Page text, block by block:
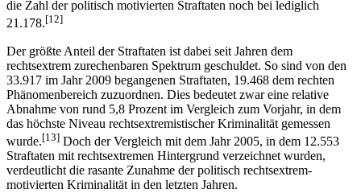
die Zahl der politisch motivierten Straftaten noch bei lediglich
21.178.[12]
Der größte Anteil der Straftaten ist dabei seit Jahren dem
rechtsextrem zurechenbaren Spektrum geschuldet. So sind von den
33.917 im Jahr 2009 begangenen Straftaten, 19.468 dem rechten
Phänomenbereich zuzuordnen. Dies bedeutet zwar eine relative
Abnahme von rund 5,8 Prozent im Vergleich zum Vorjahr, in dem
das höchste Niveau rechtsextremistischer Kriminalität gemessen
wurde.[13] Doch der Vergleich mit dem Jahr 2005, in dem 12.553
Straftaten mit rechtsextremen Hintergrund verzeichnet wurden,
verdeutlicht die rasante Zunahme der politisch rechtsextrem-
motivierten Kriminalität in den letzten Jahren.